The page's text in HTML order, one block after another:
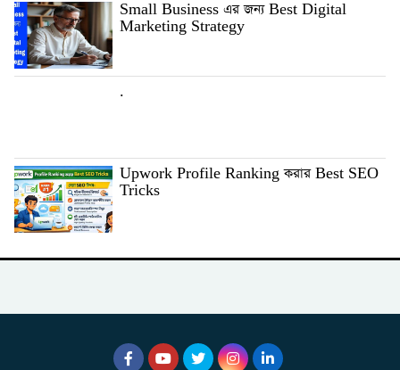
Small Business এর জন্য Best Digital
Marketing Strategy
.
Upwork Profile Ranking করার Best SEO
Tricks